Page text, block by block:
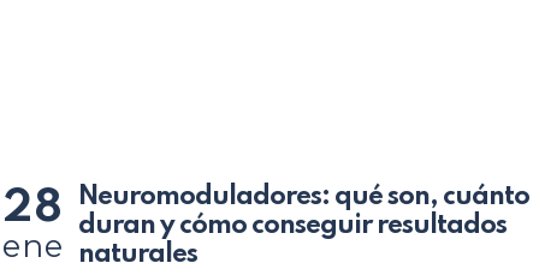
28
ene
Neuromoduladores: qué son, cuánto
duran y cómo conseguir resultados
naturales